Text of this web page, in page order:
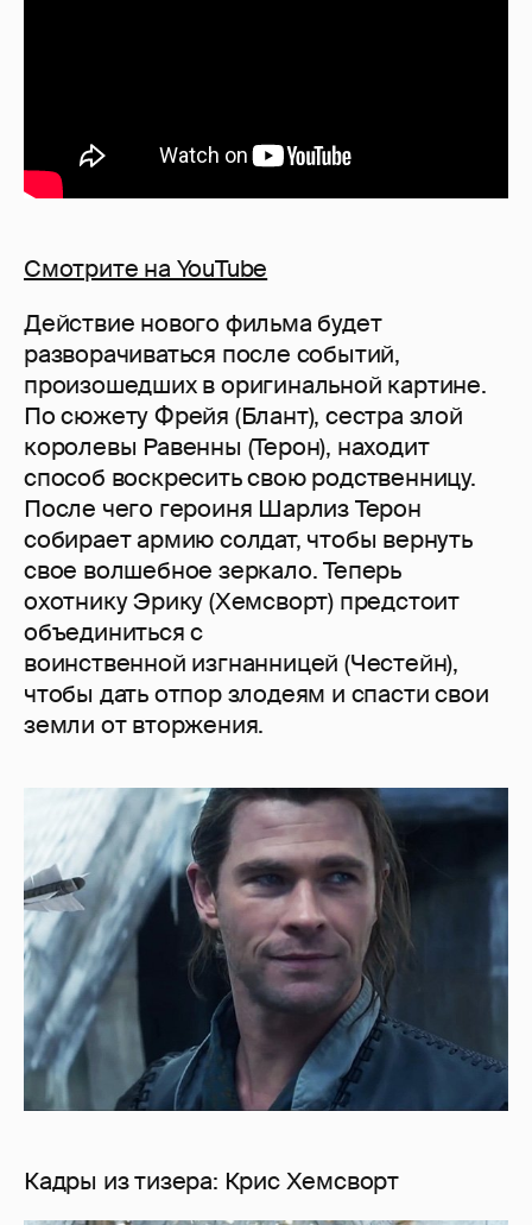
Смотрите на YouTube
Действие нового фильма будет
разворачиваться после событий,
произошедших в оригинальной картине.
По сюжету Фрейя (Блант), сестра злой
королевы Равенны (Терон), находит
способ воскресить свою родственницу.
После чего героиня Шарлиз Терон
собирает армию солдат, чтобы вернуть
свое волшебное зеркало. Теперь
охотнику Эрику (Хемсворт) предстоит
объединиться с
воинственной изгнанницей (Честейн),
чтобы дать отпор злодеям и спасти свои
земли от вторжения.
Кадры из тизера: Крис Хемсворт